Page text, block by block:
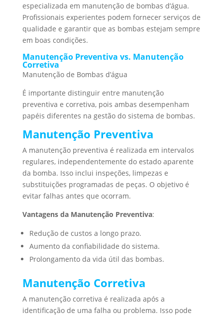
especializada em manutenção de bombas d’água.
Profissionais experientes podem fornecer serviços de
qualidade e garantir que as bombas estejam sempre
em boas condições.
Manutenção Preventiva vs. Manutenção
Corretiva
Manutenção de Bombas d’água
É importante distinguir entre manutenção
preventiva e corretiva, pois ambas desempenham
papéis diferentes na gestão do sistema de bombas.
Manutenção Preventiva
A manutenção preventiva é realizada em intervalos
regulares, independentemente do estado aparente
da bomba. Isso inclui inspeções, limpezas e
substituições programadas de peças. O objetivo é
evitar falhas antes que ocorram.
Vantagens da Manutenção Preventiva:
Redução de custos a longo prazo.
Aumento da confiabilidade do sistema.
Prolongamento da vida útil das bombas.
Manutenção Corretiva
A manutenção corretiva é realizada após a
identificação de uma falha ou problema. Isso pode